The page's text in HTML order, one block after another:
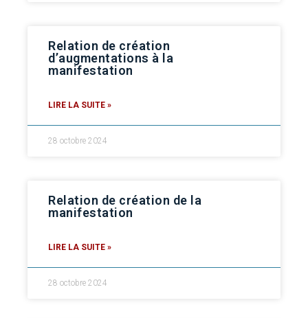
Relation de création
d’augmentations à la
manifestation
LIRE LA SUITE »
28 octobre 2024
Relation de création de la
manifestation
LIRE LA SUITE »
28 octobre 2024